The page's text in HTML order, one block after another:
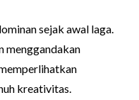
sejak awal laga.
menggandakan
kreativitas.